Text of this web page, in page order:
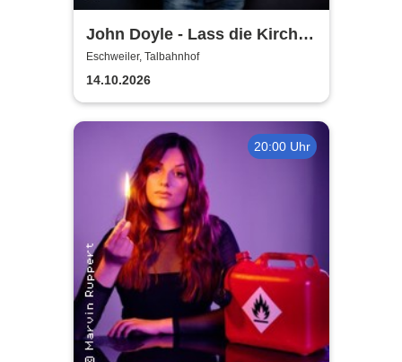
John Doyle - Lass die Kirche
im Dorf
Eschweiler, Talbahnhof
14.10.2026
20:00 Uhr